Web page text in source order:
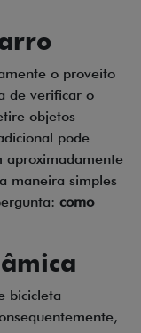
o proveito
de verificar o
objetos
pode
aproximadamente
maneira simples
como
bicicleta